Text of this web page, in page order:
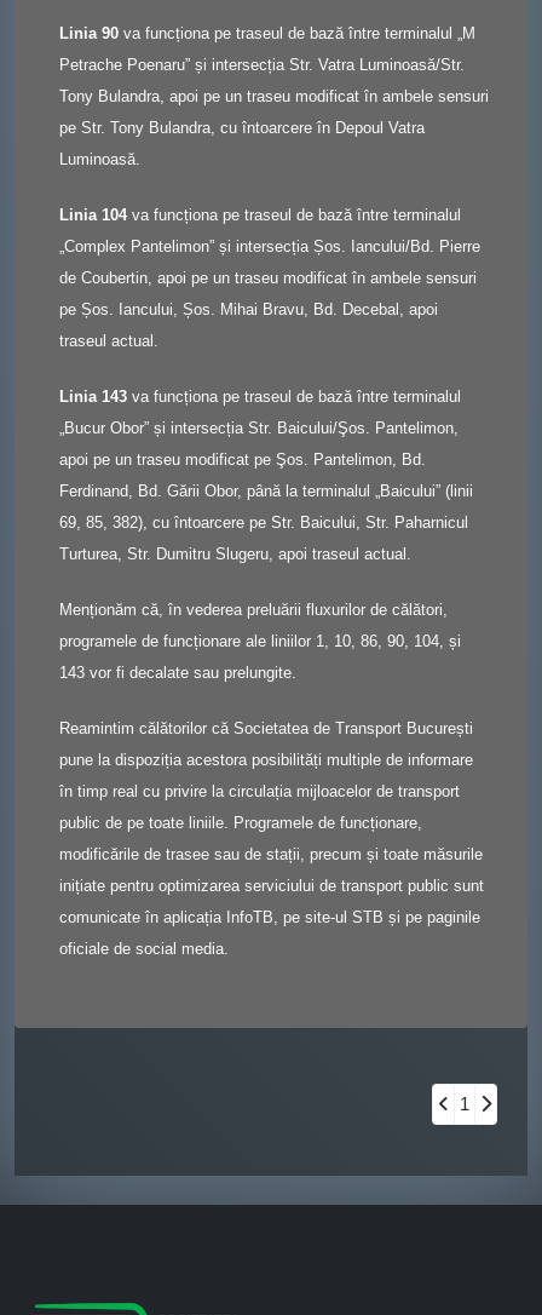
Linia 90 va funcționa pe traseul de bază între terminalul „M
Petrache Poenaru” și intersecția Str. Vatra Luminoasă/Str.
Tony Bulandra, apoi pe un traseu modificat în ambele sensuri
pe Str. Tony Bulandra, cu întoarcere în Depoul Vatra
Luminoasă.
Linia 104 va funcționa pe traseul de bază între terminalul
„Complex Pantelimon” și intersecția Șos. Iancului/Bd. Pierre
de Coubertin, apoi pe un traseu modificat în ambele sensuri
pe Șos. Iancului, Șos. Mihai Bravu, Bd. Decebal, apoi
traseul actual.
Linia 143 va funcționa pe traseul de bază între terminalul
„Bucur Obor” și intersecția Str. Baicului/Şos. Pantelimon,
apoi pe un traseu modificat pe Şos. Pantelimon, Bd.
Ferdinand, Bd. Gării Obor, până la terminalul „Baicului” (linii
69, 85, 382), cu întoarcere pe Str. Baicului, Str. Paharnicul
Turturea, Str. Dumitru Slugeru, apoi traseul actual.
Menționăm că, în vederea preluării fluxurilor de călători,
programele de funcționare ale liniilor 1, 10, 86, 90, 104, și
143 vor fi decalate sau prelungite.
Reamintim călătorilor că Societatea de Transport București
pune la dispoziția acestora posibilități multiple de informare
în timp real cu privire la circulația mijloacelor de transport
public de pe toate liniile. Programele de funcționare,
modificările de trasee sau de stații, precum și toate măsurile
inițiate pentru optimizarea serviciului de transport public sunt
comunicate în aplicația InfoTB, pe site-ul STB și pe paginile
oficiale de social media.
1